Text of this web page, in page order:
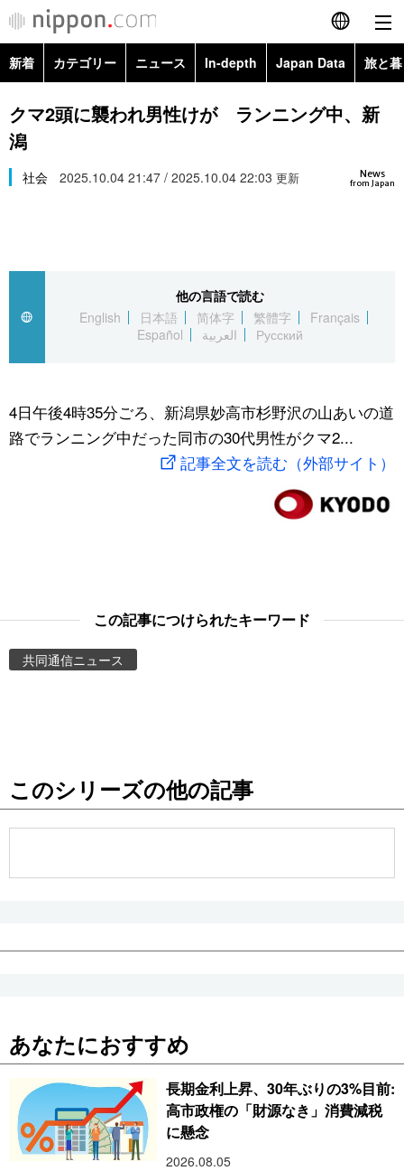
English
简体字
Русский
カテゴリー
経済・ビジネス
国際
文化
トップ
アーカイブ
In-depth
Japan Data
動画/Live
お知らせ
新着 カテゴリー ニュース In-depth Japan Data 旅と
政治・外交
経済・ビジネス
スポーツ・東京2020
Topics
クマ2頭に襲われ男性けが ランニング中、新
潟
News
from Japan
社会 2025.10.04 21:47 / 2025.10.04 22:03 更新
他の言語で読む
English
日本語 简体字 繁體字
Français
Español
العربية Русский
4日午後4時35分ごろ、新潟県妙高市杉野沢の山あいの道
路でランニング中だった同市の30代男性がクマ2...
記事全文を読む（外部サイト）
この記事につけられたキーワード
共同通信ニュース
このシリーズの他の記事
あなたにおすすめ
長期金利上昇、30年ぶりの3%目前:
高市政権の「財源なき」消費減税
に懸念
2026.08.05